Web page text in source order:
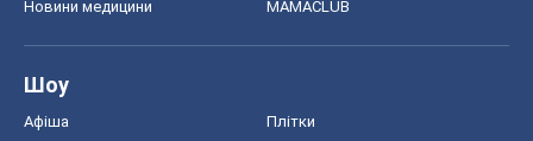
Новини медицини MAMACLUB
Шоу
Афіша Плітки